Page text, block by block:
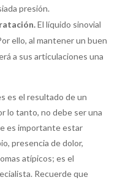
presión.
El líquido sinovial
ello, al mantener un buen
a sus articulaciones una
es el resultado de un
lo tanto, no debe ser una
es importante estar
presencia de dolor,
atípicos; es el
Recuerde que